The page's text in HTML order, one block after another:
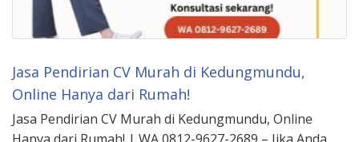
Jasa Pendirian CV Murah di Kedungmundu,
Online Hanya dari Rumah!
Jasa Pendirian CV Murah di Kedungmundu, Online
Hanya dari Rumah! | WA 0812-9627-2689 – Jika Anda